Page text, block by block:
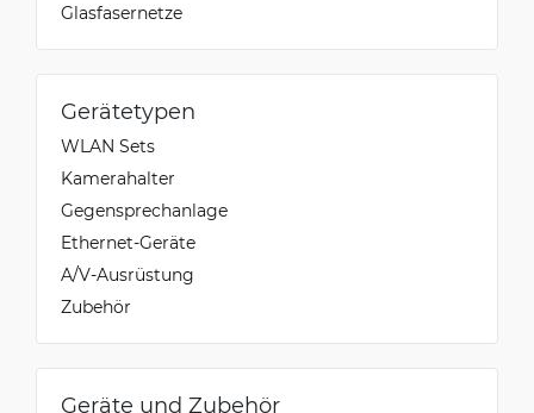
Glasfasernetze
Gerätetypen
WLAN Sets
Kamerahalter
Gegensprechanlage
Ethernet-Geräte
A/V-Ausrüstung
Zubehör
Geräte und Zubehör